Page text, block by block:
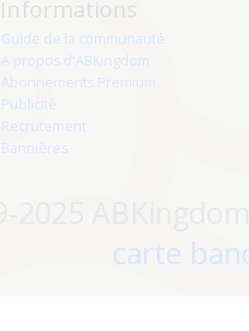
Informations
Guide de la communauté
A propos d'ABKingdom
Abonnements Premium
Publicité
Recrutement
Bannières
carte